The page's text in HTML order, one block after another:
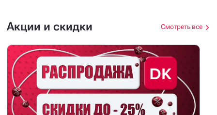
Акции и скидки Смотреть все